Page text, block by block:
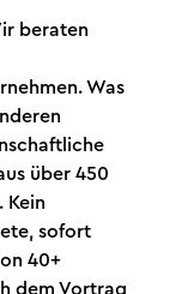
beraten
Was
über 450
Kein
sofort
40+
dem Vortrag